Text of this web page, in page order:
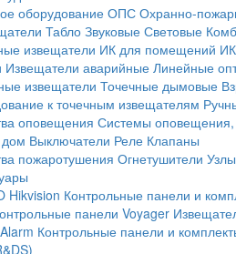
оборудование ОПС Охранно-
Табло Звуковые Световые
извещатели ИК для помещений
Извещатели аварийные Линейные
извещатели Точечные дымовые
к точечным извещателям
оповещения Системы оповещения,
Выключатели Реле Клапаны
пожаротушения Огнетушители
Hikvision Контрольные панели и
панели Voyager
Контрольные панели и